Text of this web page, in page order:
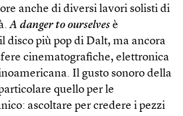
anche di diversi lavori solisti di
A danger to ourselves è
disco più pop di Dalt, ma ancora
cinematografiche, elettronica
Il gusto sonoro della
quello per le
ascoltare per credere i pezzi